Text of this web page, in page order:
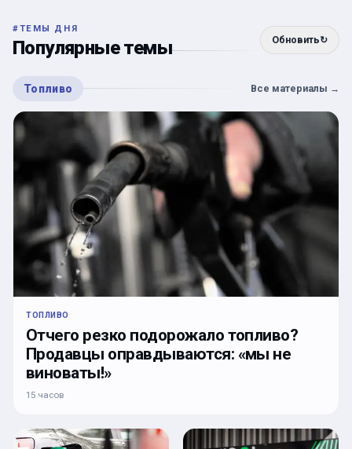
#ТЕМЫ ДНЯ
Популярные темы Обновить↻
Топливо Все материалы →
ТОПЛИВО
Отчего резко подорожало топливо?
Продавцы оправдываются: «мы не
виноваты!»
15 часов